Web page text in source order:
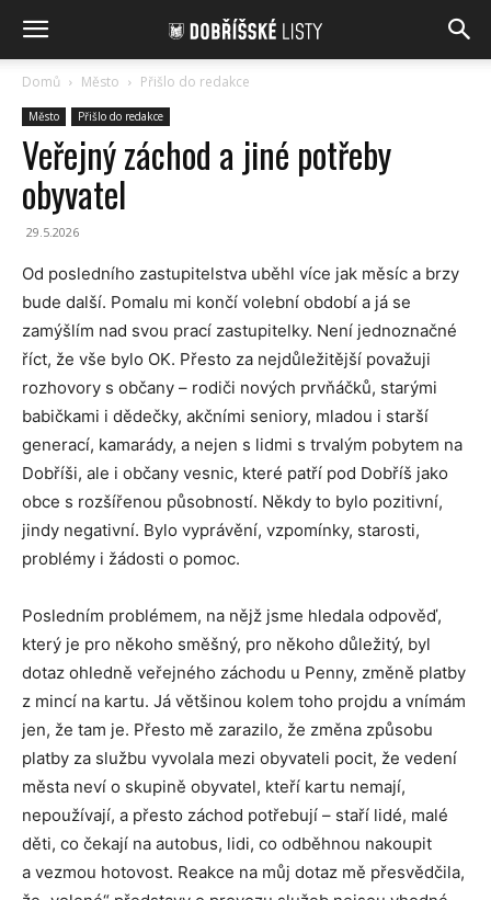
Domů Město Přišlo do redakce
Město Přišlo do redakce
Veřejný záchod a jiné potřeby
obyvatel
29.5.2026
Od posledního zastupitelstva uběhl více jak měsíc a brzy
bude další. Pomalu mi končí volební období a já se
zamýšlím nad svou prací zastupitelky. Není jednoznačné
říct, že vše bylo OK. Přesto za nejdůležitější považuji
rozhovory s občany – rodiči nových prvňáčků, starými
babičkami i dědečky, akčními seniory, mladou i starší
generací, kamarády, a nejen s lidmi s trvalým pobytem na
Dobříši, ale i občany vesnic, které patří pod Dobříš jako
obce s rozšířenou působností. Někdy to bylo pozitivní,
jindy negativní. Bylo vyprávění, vzpomínky, starosti,
problémy i žádosti o pomoc.
Posledním problémem, na nějž jsme hledala odpověď,
který je pro někoho směšný, pro někoho důležitý, byl
dotaz ohledně veřejného záchodu u Penny, změně platby
z mincí na kartu. Já většinou kolem toho projdu a vnímám
jen, že tam je. Přesto mě zarazilo, že změna způsobu
platby za službu vyvolala mezi obyvateli pocit, že vedení
města neví o skupině obyvatel, kteří kartu nemají,
nepoužívají, a přesto záchod potřebují – staří lidé, malé
děti, co čekají na autobus, lidi, co odběhnou nakoupit
a vezmou hotovost. Reakce na můj dotaz mě přesvědčila,